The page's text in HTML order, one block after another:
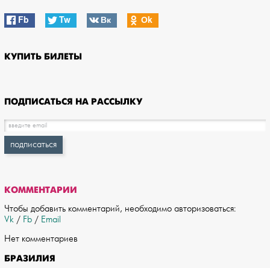
Fb Tw Вк Оk
КУПИТЬ БИЛЕТЫ
ПОДПИСАТЬСЯ НА РАССЫЛКУ
КОММЕНТАРИИ
Чтобы добавить комментарий, необходимо авторизоваться:
Vk / Fb / Email
Нет комментариев
БРАЗИЛИЯ